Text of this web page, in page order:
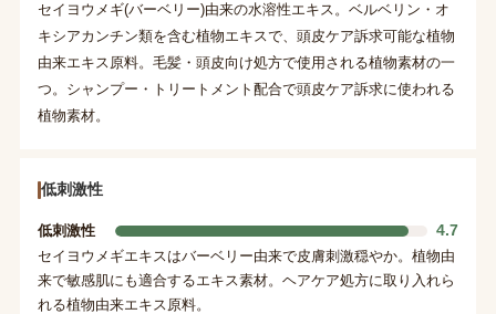
セイヨウメギ(バーベリー)由来の水溶性エキス。ベルベリン・オ
キシアカンチン類を含む植物エキスで、頭皮ケア訴求可能な植物
由来エキス原料。毛髪・頭皮向け処方で使用される植物素材の一
つ。シャンプー・トリートメント配合で頭皮ケア訴求に使われる
植物素材。
低刺激性
低刺激性 4.7
セイヨウメギエキスはバーベリー由来で皮膚刺激穏やか。植物由
来で敏感肌にも適合するエキス素材。ヘアケア処方に取り入れら
れる植物由来エキス原料。